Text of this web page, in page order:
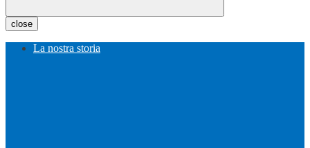
close
La nostra storia